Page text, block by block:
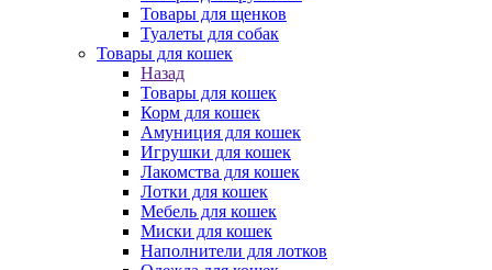
Товары для щенков
Туалеты для собак
Товары для кошек
Назад
Товары для кошек
Корм для кошек
Амуниция для кошек
Игрушки для кошек
Лакомства для кошек
Лотки для кошек
Мебель для кошек
Миски для кошек
Наполнители для лотков